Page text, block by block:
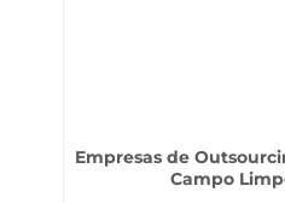
Empresas de
Campo